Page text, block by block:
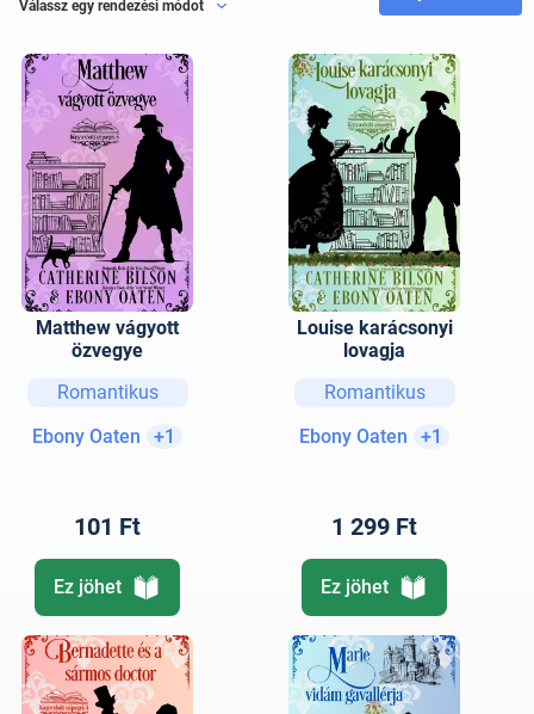
Válassz egy rendezési módot
Matthew vágyott
özvegye
Romantikus
Ebony Oaten
+1
101 Ft
Ez jöhet
Louise karácsonyi
lovagja
Romantikus
Ebony Oaten
+1
1 299 Ft
Ez jöhet